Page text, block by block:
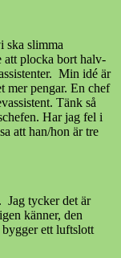
ska slimma
att plocka bort halv-
Min idé är
mer pengar. En chef
Tänk så
Har jag fel i
att han/hon är tre
Jag tycker det är
känner, den
ett luftslott